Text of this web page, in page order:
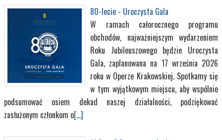
80-lecie - Uroczysta Gala
W ramach całorocznego programu
obchodów, najważniejszym wydarzeniem
Roku Jubileuszowego będzie Uroczysta
Gala, zaplanowana na 17 września 2026
roku w Operze Krakowskiej. Spotkamy się
w tym wyjątkowym miejscu, aby wspólnie
podsumować osiem dekad naszej działalności, podziękować
zasłużonym członkom o[...]